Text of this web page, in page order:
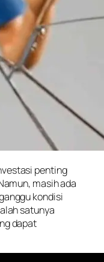
penting
masih ada
kondisi
satunya
dapat